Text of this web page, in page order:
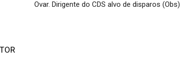
Ovar. Dirigente do CDS alvo de disparos (Obs)